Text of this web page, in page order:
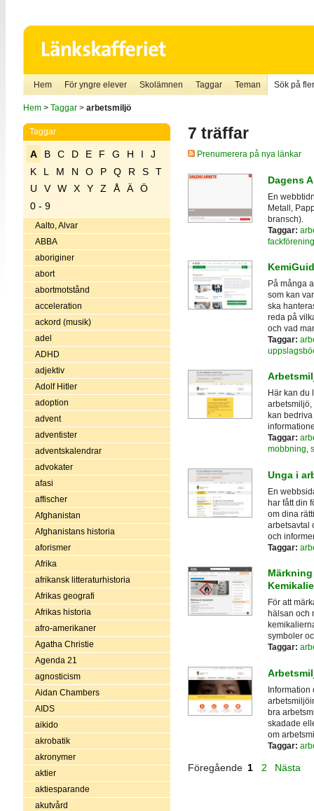
Hem För yngre elever Skolämnen Taggar Teman Sök på
Hem> Taggar> arbetsmiljö
Taggar
A B C D E F G H I
J
K
L M N O P Q R S
T
U
V W X Y Z Å Ä
Ö
0 - 9
Aalto, Alvar
ABBA
aboriginer
abort
abortmotstånd
acceleration
ackord (musik)
adel
ADHD
adjektiv
Adolf Hitler
adoption
advent
adventister
adventskalendrar
advokater
afasi
affischer
Afghanistan
Afghanistans historia
aforismer
Afrika
afrikansk litteraturhistoria
Afrikas geografi
Afrikas historia
afro-amerikaner
Agatha Christie
Agenda 21
agnosticism
Aidan Chambers
AIDS
aikido
akrobatik
akronymer
aktier
aktiesparande
akutvård
7 träffar
Prenumerera på nya länkar
Dagens
En
Metall,
bransch).
Taggar:
På många
som kan
ska
reda på
och vad
Taggar:
Här kan du
arbetsmiljö,
kan
Taggar:
mobbning,
Unga i
En
har fått din
om dina
arbetsavtal
och
Taggar:
För att
hälsan och
symboler
Taggar:
Information
bra
skadade
om
Taggar:
Föregående 1 2 Nästa